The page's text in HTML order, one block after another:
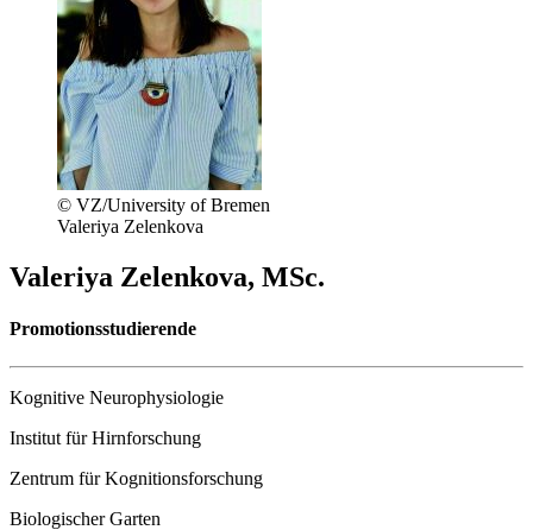
© VZ/University of Bremen
Valeriya Zelenkova
Valeriya Zelenkova, MSc.
Promotionsstudierende
Kognitive Neurophysiologie
Institut für Hirnforschung
Zentrum für Kognitionsforschung
Biologischer Garten